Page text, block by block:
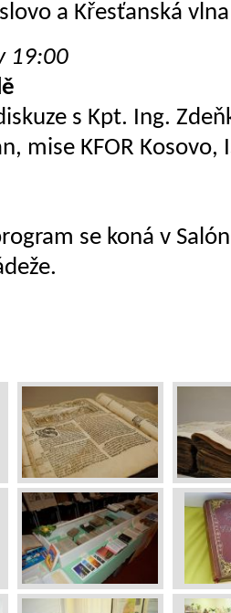
a Křesťanská
19:00
s Kpt. Ing.
mise KFOR Kosovo,
se koná v